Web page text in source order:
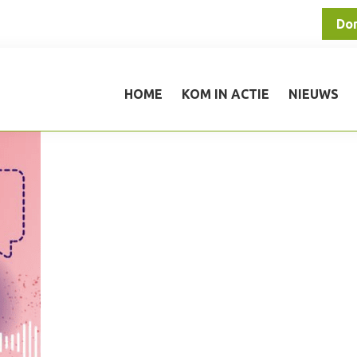
HOME KOM IN ACTIE NIEUWS